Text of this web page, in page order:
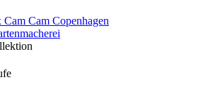
Cam Cam Copenhagen